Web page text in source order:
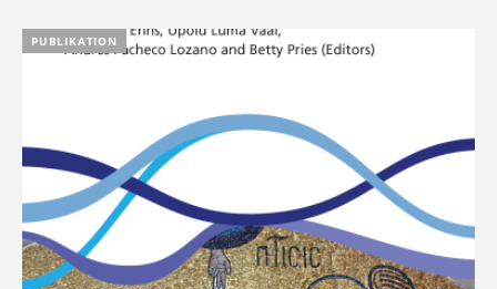
PUBLIKATION